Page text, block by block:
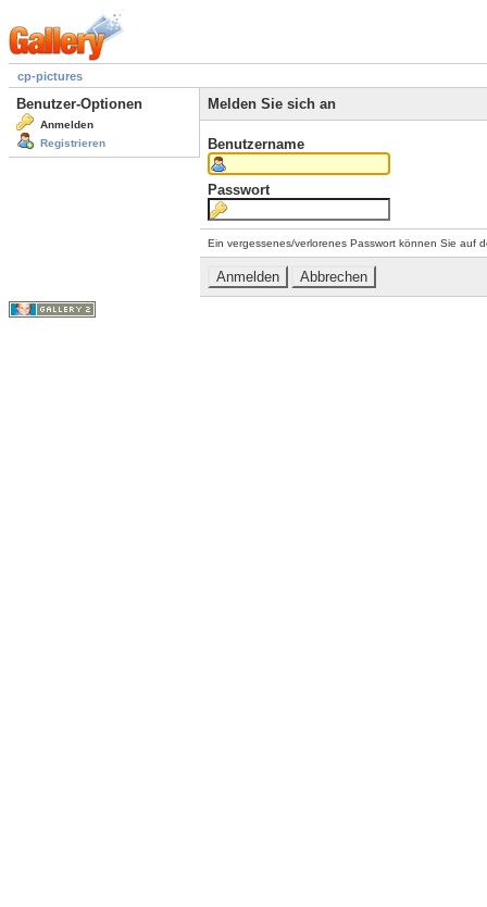
cp-pictures
Benutzer-Optionen
Anmelden
Registrieren
Melden Sie sich an
Benutzername
Passwort
Ein vergessenes/verlorenes Passwort können Sie auf